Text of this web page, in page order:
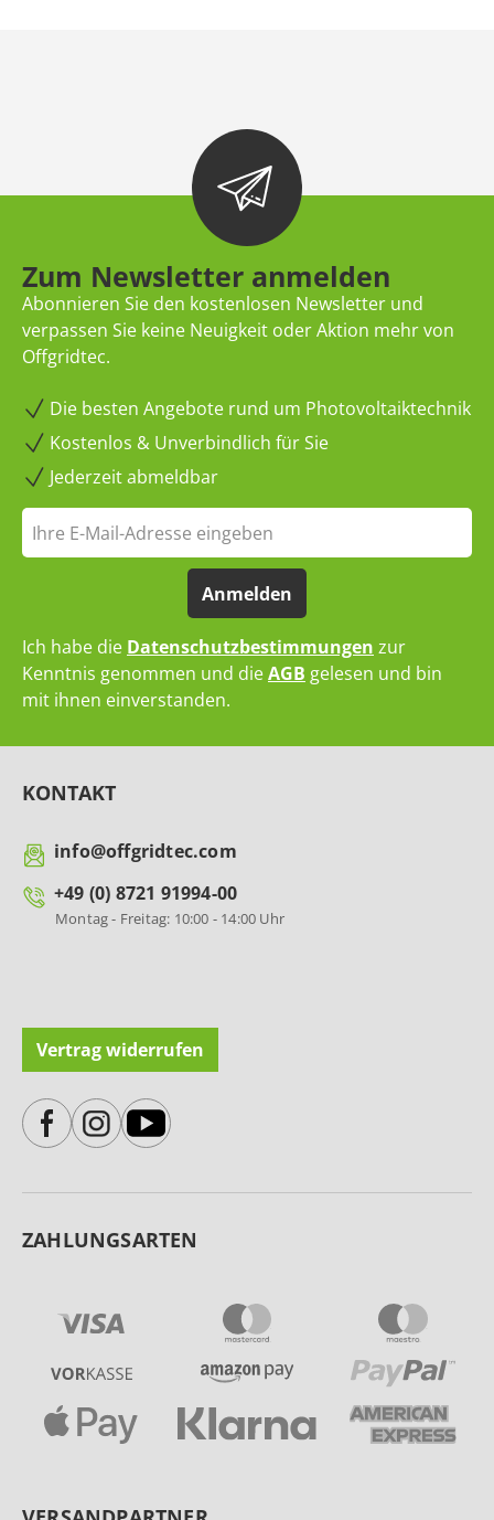
Zum Newsletter anmelden
Abonnieren Sie den kostenlosen Newsletter und
verpassen Sie keine Neuigkeit oder Aktion mehr von
Offgridtec.
Die besten Angebote rund um Photovoltaiktechnik
Kostenlos & Unverbindlich für Sie
Jederzeit abmeldbar
Anmelden
Ich habe die Datenschutzbestimmungen zur
Kenntnis genommen und dieAGB gelesen und bin
mit ihnen einverstanden.
KONTAKT
info@offgridtec.com
+49 (0) 8721 91994-00
Montag - Freitag: 10:00 - 14:00 Uhr
Vertrag widerrufen
ZAHLUNGSARTEN